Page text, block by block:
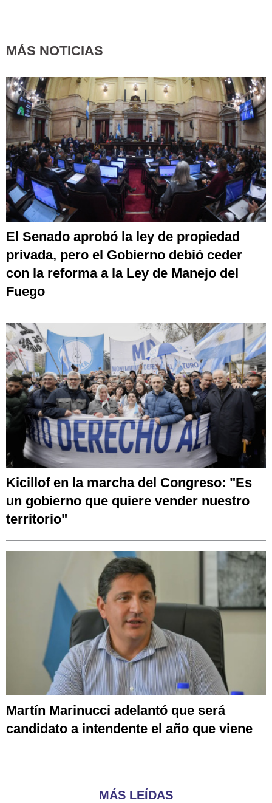
MÁS NOTICIAS
El Senado aprobó la ley de propiedad
privada, pero el Gobierno debió ceder
con la reforma a la Ley de Manejo del
Fuego
Kicillof en la marcha del Congreso: "Es
un gobierno que quiere vender nuestro
territorio"
Martín Marinucci adelantó que será
candidato a intendente el año que viene
MÁS LEÍDAS